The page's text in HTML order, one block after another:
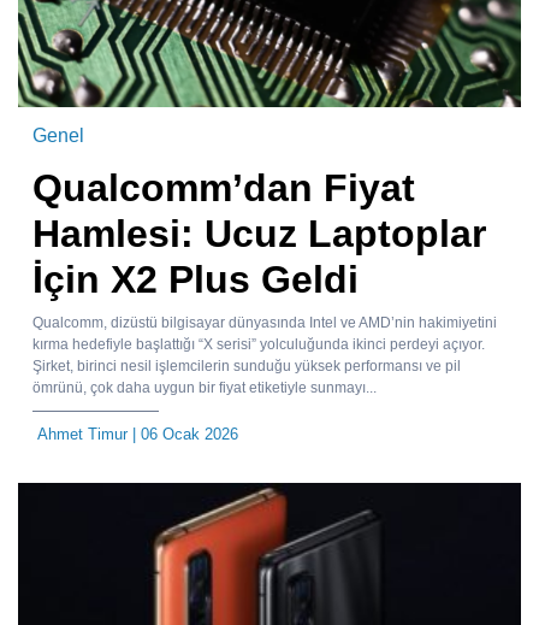
Genel
Qualcomm’dan Fiyat
Hamlesi: Ucuz Laptoplar
İçin X2 Plus Geldi
Qualcomm, dizüstü bilgisayar dünyasında Intel ve AMD’nin hakimiyetini
kırma hedefiyle başlattığı “X serisi” yolculuğunda ikinci perdeyi açıyor.
Şirket, birinci nesil işlemcilerin sunduğu yüksek performansı ve pil
ömrünü, çok daha uygun bir fiyat etiketiyle sunmayı...
Ahmet Timur| 06 Ocak 2026